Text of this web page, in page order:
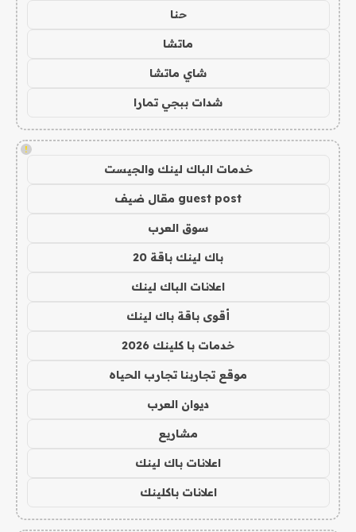
حنا
ماتشا
شاي ماتشا
شدات ببجي تمارا
!
خدمات الباك لينك والجيست
guest post مقال ضيف
سوق العرب
باك لينك باقة 20
اعلانات الباك لينك
أقوى باقة باك لينك
خدمات با كلينك 2026
موقع تجاربنا تجارب الحياه
ديوان العرب
مشاريع
اعلانات باك لينك
اعلانات باكلينك